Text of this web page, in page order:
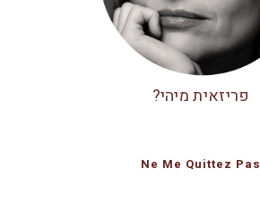
פריזאית מיהי?
Ne Me Quittez Pas